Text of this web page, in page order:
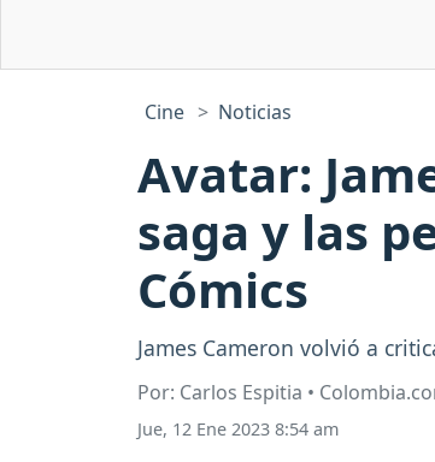
Cine Noticias
Avatar:
saga y las
Cómics
James Cameron volvió a
Por: Carlos Espitia •
Jue, 12 Ene 2023 8:54 am